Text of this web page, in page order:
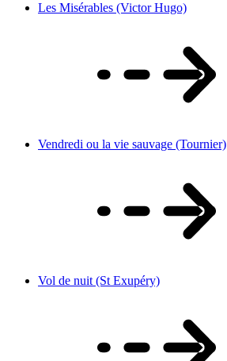
Les Misérables (Victor Hugo)
Vendredi ou la vie sauvage (Tournier)
Vol de nuit (St Exupéry)